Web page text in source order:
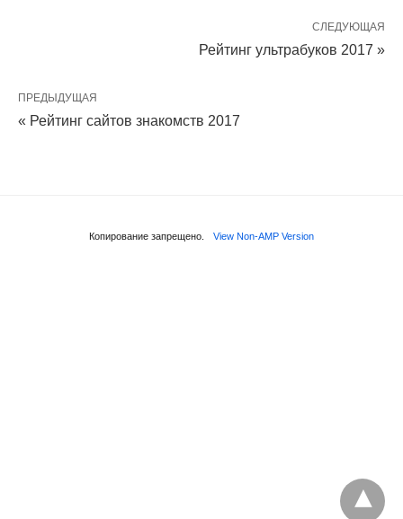
СЛЕДУЮЩАЯ
Рейтинг ультрабуков 2017 »
ПРЕДЫДУЩАЯ
« Рейтинг сайтов знакомств 2017
Копирование запрещено. View Non-AMP Version